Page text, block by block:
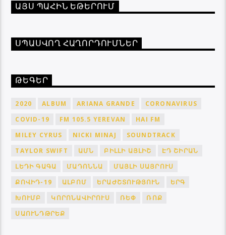
ԱՅՍ ՊԱՀԻՆ ԵԹԵՐՈՒՄ
ՍՊԱՍՎՈՂ ՀԱՂՈՐԴՈՒՄՆԵՐ
ԹԵԳԵՐ
2020 ALBUM ARIANA GRANDE
CORONAVIRUS
COVID-19
FM 105.5 YEREVAN
HAI FM
MILEY CYRUS
NICKI MINAJ
SOUNDTRACK
TAYLOR SWIFT
ԱՄՆ ԲԻԼԼԻ ԱՅԼԻՇ
ԷԴ ՇԻՐԱՆ
ԼԵԴԻ ԳԱԳԱ
ՄԱԴՈՆՆԱ
ՄԱՅԼԻ ՍԱՅՐՈՒՍ
ՔՈՎԻԴ-19
ԱԼԲՈՄ ԵՐԱԺՇՏՈՒԹՅՈՒՆ
ԵՐԳ
ԽՈՒՄԲ
ԿՈՐՈՆԱՎԻՐՈՒՍ ՌԵՓ
ՌՈՔ
ՍԱՈՒՆԴԹՐԵՔ